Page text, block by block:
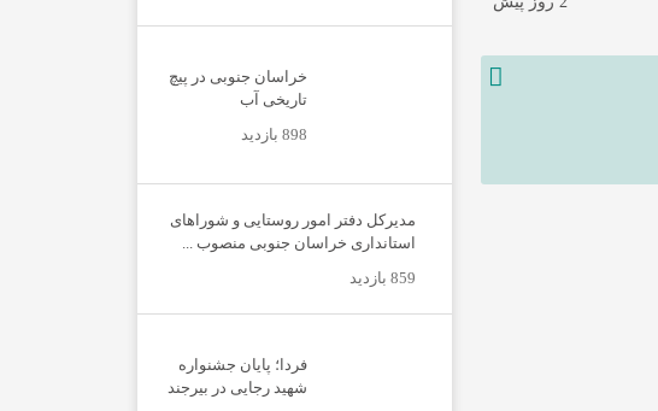
خراسان جنوبی در پیچ
تاریخی آب
898 بازدید
مدیرکل دفتر امور روستایی و شوراهای
استانداری خراسان جنوبی منصوب ...
859 بازدید
فردا؛ پایان جشنواره
شهید رجایی در بیرجند